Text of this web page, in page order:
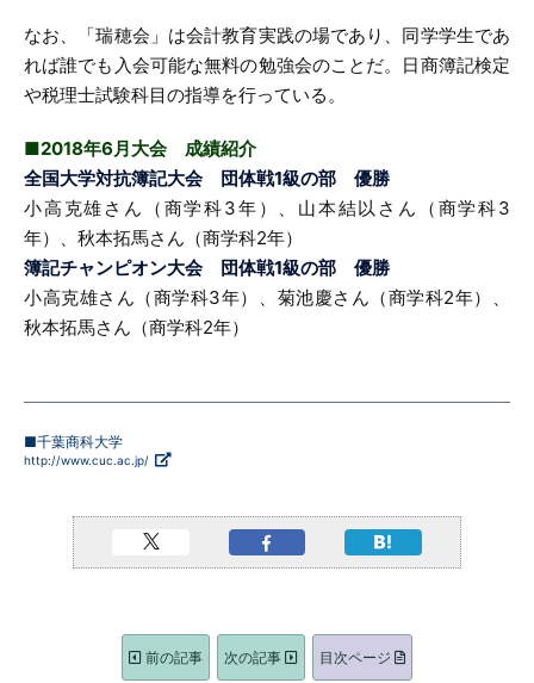
なお、「瑞穂会」は会計教育実践の場であり、同学学生であ
れば誰でも入会可能な無料の勉強会のことだ。日商簿記検定
や税理士試験科目の指導を行っている。
■2018年6月大会 成績紹介
全国大学対抗簿記大会 団体戦1級の部 優勝
小高克雄さん（商学科3年）、山本結以さん（商学科3
年）、秋本拓馬さん（商学科2年）
簿記チャンピオン大会 団体戦1級の部 優勝
小高克雄さん（商学科3年）、菊池慶さん（商学科2年）、
秋本拓馬さん（商学科2年）
■千葉商科大学
http://www.cuc.ac.jp/
前の記事 次の記事 目次ページ